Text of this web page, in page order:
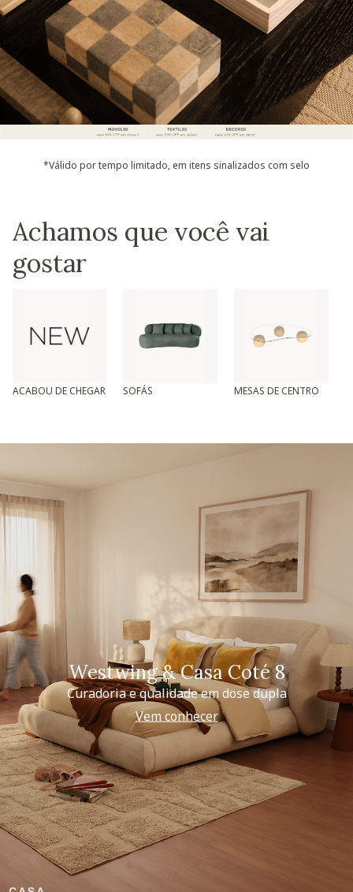
*Válido por tempo limitado, em itens sinalizados com selo
Achamos que você vai
gostar
ACABOU DE CHEGAR SOFÁS MESAS DE CENTRO
Westwing & Casa Coté 8
Curadoria e qualidade em dose dupla
Vem conhecer